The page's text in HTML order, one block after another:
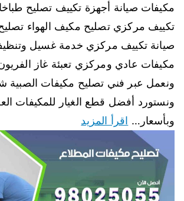
مكيفات صيانة أجهزة تكييف تصليح
تكييف مركزي تصليح مكيف الهواء
صيانة تكييف مركزي خدمة غسيل
مكيفات عادي ومركزي تعبئة غاز
ونعمل عبر فني تصليح مكيفات
ونستورد أفضل قطع الغيار للمكيفات
وبأسعار… اقرأ المزيد